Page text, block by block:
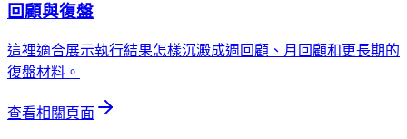
回顧與復盤
這裡適合展示執行結果怎樣沉澱成週回顧、月回顧和更長期的
復盤材料。
查看相關頁面